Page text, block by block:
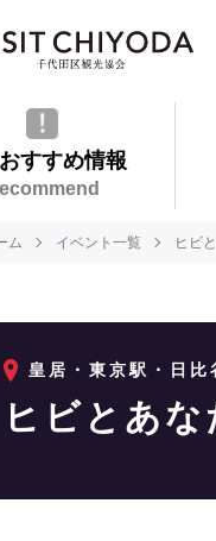
すすめ情報
ム イベント一覧 ヒビ
皇居・東京駅・日比
ヒビとあな